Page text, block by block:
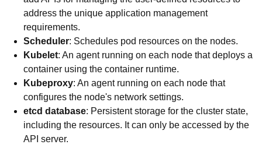
address the unique application management
requirements.
Scheduler: Schedules pod resources on the nodes.
Kubelet: An agent running on each node that deploys a
container using the container runtime.
Kubeproxy: An agent running on each node that
configures the node's network settings.
etcd database: Persistent storage for the cluster state,
including the resources. It can only be accessed by the
API server.